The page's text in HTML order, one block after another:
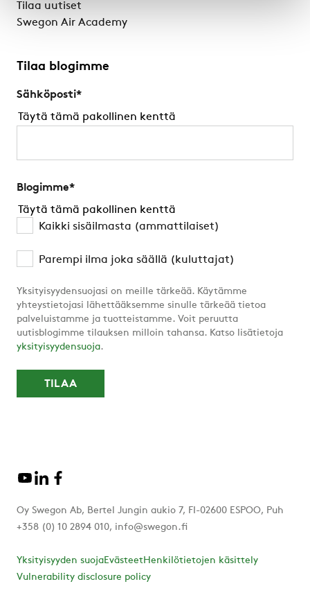
Tilaa uutiset
Swegon Air Academy
Tilaa blogimme
Sähköposti*
Täytä tämä pakollinen kenttä
Blogimme*
Täytä tämä pakollinen kenttä
Kaikki sisäilmasta (ammattilaiset)
Parempi ilma joka säällä (kuluttajat)
Yksityisyydensuojasi on meille tärkeää. Käytämme
yhteystietojasi lähettääksemme sinulle tärkeää tietoa
palveluistamme ja tuotteistamme. Voit peruutta
uutisblogimme tilauksen milloin tahansa. Katso lisätietoja
yksityisyydensuoja.
Oy Swegon Ab, Bertel Jungin aukio 7, FI-02600 ESPOO, Puh
+358 (0) 10 2894 010, info@swegon.fi
Yksityisyyden suojaEvästeetHenkilötietojen käsittely
Vulnerability disclosure policy